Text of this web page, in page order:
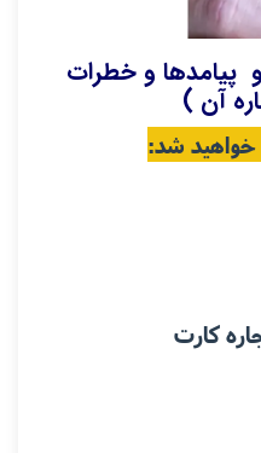
و پیامدها و خطرات
آن )
خواهید شد:
کارت